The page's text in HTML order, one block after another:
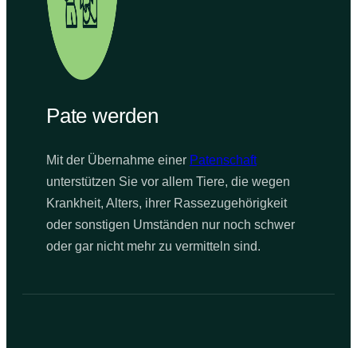
Pate werden
Mit der Übernahme einer Patenschaft
unterstützen Sie vor allem Tiere, die wegen
Krankheit, Alters, ihrer Rassezugehörigkeit
oder sonstigen Umständen nur noch schwer
oder gar nicht mehr zu vermitteln sind.